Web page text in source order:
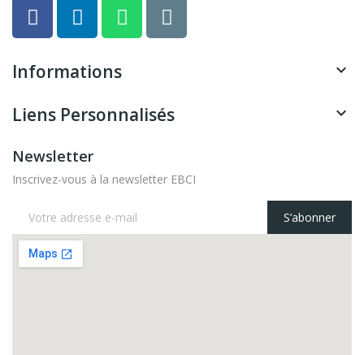
Informations 
Liens Personnalisés 
Newsletter
Inscrivez-vous à la newsletter EBCI
S’abonner